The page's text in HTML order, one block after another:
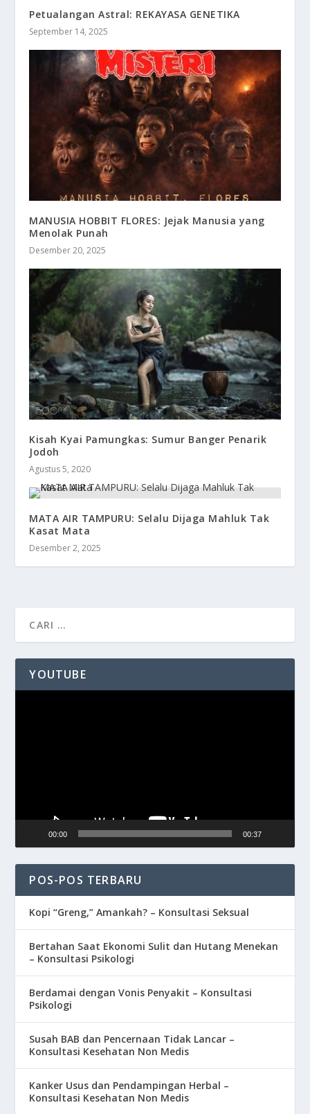
Petualangan Astral: REKAYASA GENETIKA
September 14, 2025
MANUSIA HOBBIT FLORES: Jejak Manusia yang
Menolak Punah
Desember 20, 2025
Kisah Kyai Pamungkas: Sumur Banger Penarik
Jodoh
Agustus 5, 2020
MATA AIR TAMPURU: Selalu Dijaga Mahluk Tak
Kasat Mata
Desember 2, 2025
YOUTUBE
00:00 00:37
POS-POS TERBARU
Kopi “Greng,” Amankah? – Konsultasi Seksual
Bertahan Saat Ekonomi Sulit dan Hutang Menekan
– Konsultasi Psikologi
Berdamai dengan Vonis Penyakit – Konsultasi
Psikologi
Susah BAB dan Pencernaan Tidak Lancar –
Konsultasi Kesehatan Non Medis
Kanker Usus dan Pendampingan Herbal –
Konsultasi Kesehatan Non Medis